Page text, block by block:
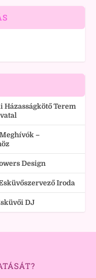
Terem
–
Design
Iroda
DJ